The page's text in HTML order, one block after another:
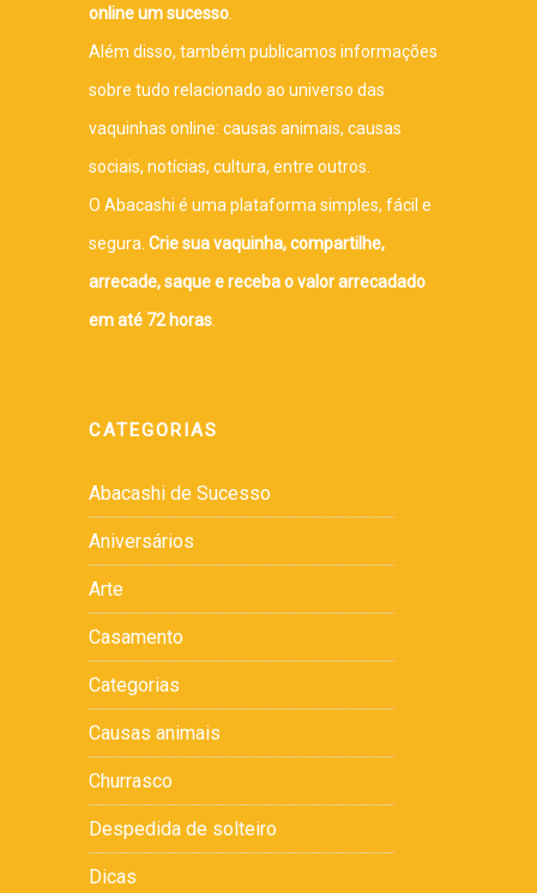
online um sucesso.
Além disso, também publicamos informações
sobre tudo relacionado ao universo das
vaquinhas online: causas animais, causas
sociais, notícias, cultura, entre outros.
O Abacashi é uma plataforma simples, fácil e
segura. Crie sua vaquinha, compartilhe,
arrecade, saque e receba o valor arrecadado
em até 72 horas.
CATEGORIAS
Abacashi de Sucesso
Aniversários
Arte
Casamento
Categorias
Causas animais
Churrasco
Despedida de solteiro
Dicas